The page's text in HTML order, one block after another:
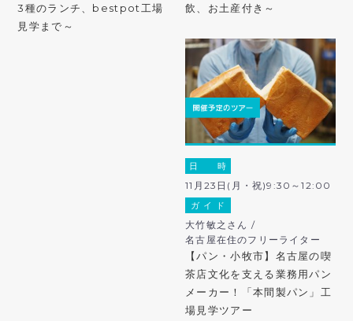
3種のランチ、bestpot工場
見学まで～
飲、お土産付き～
日 時
11月23日(月・祝)9:30～12:00
ガ イ ド
大竹敏之さん /
名古屋在住のフリーライター
【パン・小牧市】名古屋の喫
茶店文化を支える業務用パン
メーカー！「本間製パン」工
場見学ツアー